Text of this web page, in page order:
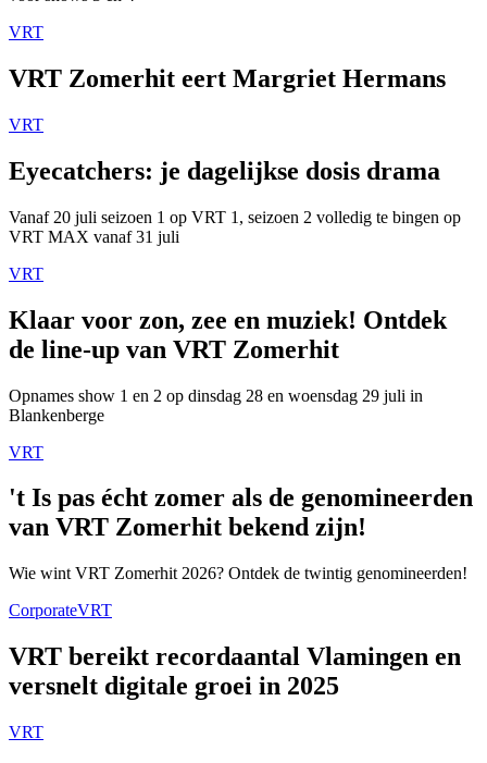
VRT
VRT Zomerhit eert Margriet Hermans
VRT
Eyecatchers: je dagelijkse dosis drama
Vanaf 20 juli seizoen 1 op VRT 1, seizoen 2 volledig te bingen op
VRT MAX vanaf 31 juli
VRT
Klaar voor zon, zee en muziek! Ontdek
de line-up van VRT Zomerhit
Opnames show 1 en 2 op dinsdag 28 en woensdag 29 juli in
Blankenberge
VRT
't Is pas écht zomer als de genomineerden
van VRT Zomerhit bekend zijn!
Wie wint VRT Zomerhit 2026? Ontdek de twintig genomineerden!
CorporateVRT
VRT bereikt recordaantal Vlamingen en
versnelt digitale groei in 2025
VRT